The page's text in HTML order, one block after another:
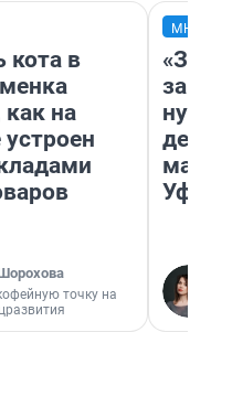
квартиры
кота в
как на
точку на
дела
Уфа